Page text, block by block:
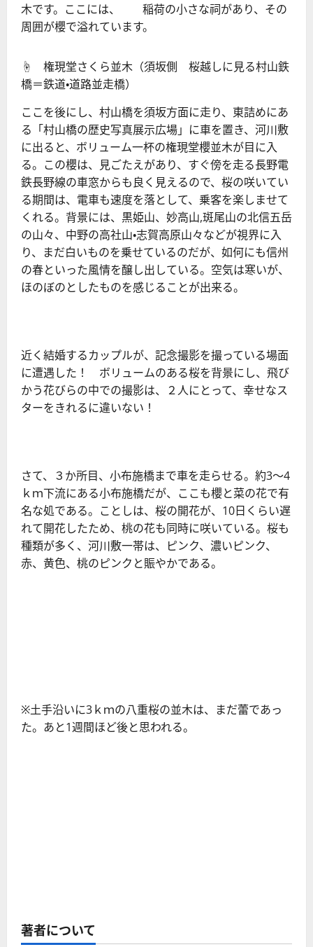
木です。ここには、 稲荷の小さな祠があり、その
周囲が櫻で溢れています。
☝ 権現堂さくら並木（須坂側 桜越しに見る村山鉄
橋＝鉄道・道路並走橋）
ここを後にし、村山橋を須坂方面に走り、東詰めにあ
る「村山橋の歴史写真展示広場」に車を置き、河川敷
に出ると、ボリューム一杯の権現堂櫻並木が目に入
る。この櫻は、見ごたえがあり、すぐ傍を走る長野電
鉄長野線の車窓からも良く見えるので、桜の咲いてい
る期間は、電車も速度を落として、乗客を楽しませて
くれる。背景には、黒姫山、妙高山,斑尾山の北信五岳
の山々、中野の高社山・志賀高原山々などが視界に入
り、まだ白いものを乗せているのだが、如何にも信州
の春といった風情を醸し出している。空気は寒いが、
ほのぼのとしたものを感じることが出来る。
近く結婚するカップルが、記念撮影を撮っている場面
に遭遇した！ ボリュームのある桜を背景にし、飛び
かう花びらの中での撮影は、２人にとって、幸せなス
ターをきれるに違いない！
さて、３か所目、小布施橋まで車を走らせる。約3～4
ｋｍ下流にある小布施橋だが、ここも櫻と菜の花で有
名な処である。ことしは、桜の開花が、10日くらい遅
れて開花したため、桃の花も同時に咲いている。桜も
種類が多く、河川敷一帯は、ピンク、濃いピンク、
赤、黄色、桃のピンクと賑やかである。
※土手沿いに3ｋｍの八重桜の並木は、まだ蕾であっ
た。あと1週間ほど後と思われる。
著者について